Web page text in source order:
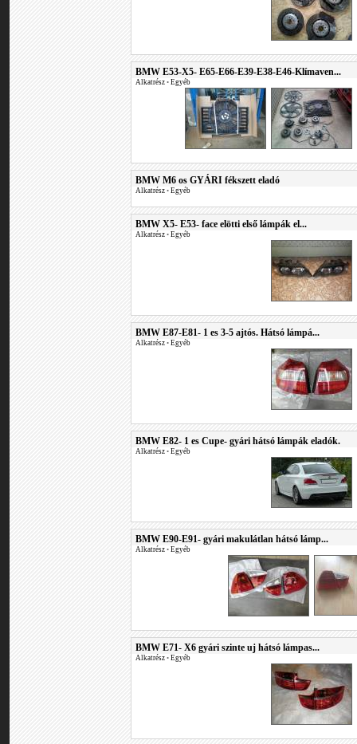
BMW E53-X5- E65-E66-E39-E38-E46-Klímaven...
Alkatrész • Egyéb
BMW M6 os GYÁRI fékszett eladó
Alkatrész • Egyéb
BMW X5- E53- face elötti első lámpák el...
Alkatrész • Egyéb
BMW E87-E81- 1 es 3-5 ajtós. Hátsó lámpá...
Alkatrész • Egyéb
BMW E82- 1 es Cupe- gyári hátsó lámpák eladók.
Alkatrész • Egyéb
BMW E90-E91- gyári makulátlan hátsó lámp...
Alkatrész • Egyéb
BMW E71- X6 gyári szinte uj hátsó lámpas...
Alkatrész • Egyéb